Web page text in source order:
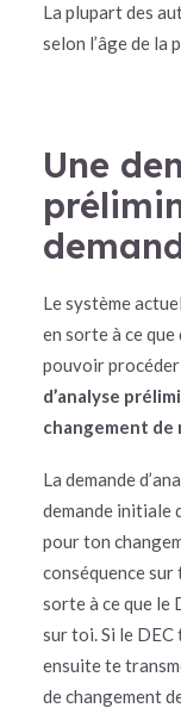
La plupart des
selon l’âge de la
Une
Le système
en sorte à ce
pouvoir procéder
d’analyse
changement
La demande
demande initiale
pour ton
conséquence sur
sorte à ce que le
sur toi. Si le DEC
ensuite te
de changement